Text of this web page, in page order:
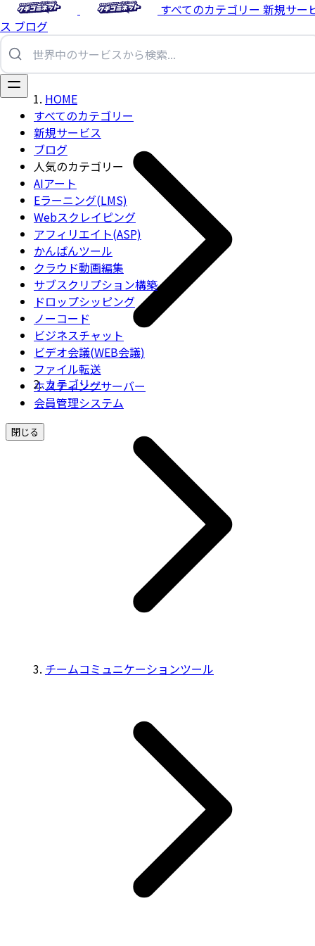
すべてのカテゴリー 新規サー
ス ブログ
すべてのカテゴリー
新規サービス
ブログ
人気のカテゴリー
AIアート
Eラーニング(LMS)
Webスクレイピング
アフィリエイト(ASP)
かんばんツール
クラウド動画編集
サブスクリプション構築
ドロップシッピング
ノーコード
ビジネスチャット
ビデオ会議(WEB会議)
ファイル転送
ホスティングサーバー
会員管理システム
閉じる
HOME
カテゴリー
チームコミュニケーションツール